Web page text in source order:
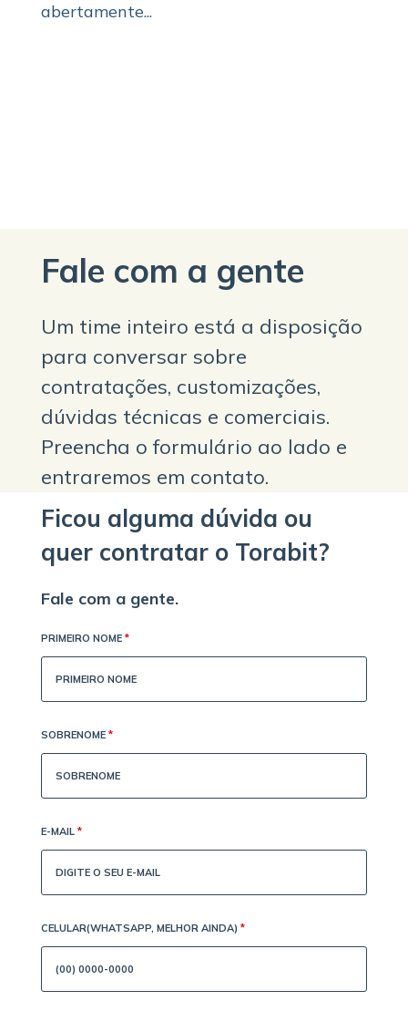
abertamente...
Fale com a gente
Um time inteiro está a disposição
para conversar sobre
contratações, customizações,
dúvidas técnicas e comerciais.
Preencha o formulário ao lado e
entraremos em contato.
Ficou alguma dúvida ou
quer contratar o Torabit?
Fale com a gente.
PRIMEIRO NOME *
SOBRENOME *
E-MAIL *
CELULAR(WHATSAPP, MELHOR AINDA) *